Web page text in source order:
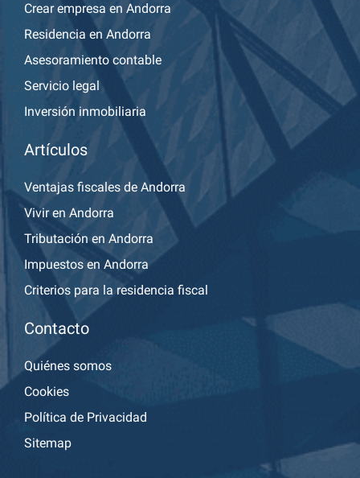
Crear empresa en Andorra
Residencia en Andorra
Asesoramiento contable
Servicio legal
Inversión inmobiliaria
Artículos
Ventajas fiscales de Andorra
Vivir en Andorra
Tributación en Andorra
Impuestos en Andorra
Criterios para la residencia fiscal
Contacto
Quiénes somos
Cookies
Política de Privacidad
Sitemap